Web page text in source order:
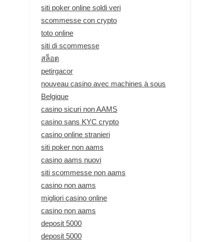
siti poker online soldi veri
scommesse con crypto
toto online
siti di scommesse
สล็อต
petirgacor
nouveau casino avec machines à sous
Belgique
casino sicuri non AAMS
casino sans KYC crypto
casino online stranieri
siti poker non aams
casino aams nuovi
siti scommesse non aams
casino non aams
migliori casino online
casino non aams
deposit 5000
deposit 5000